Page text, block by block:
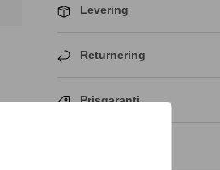
Levering
Returnering
Prisgaranti